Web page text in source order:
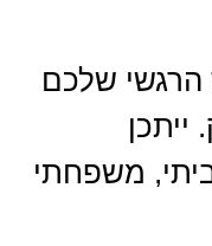
שלכם
משפחתי